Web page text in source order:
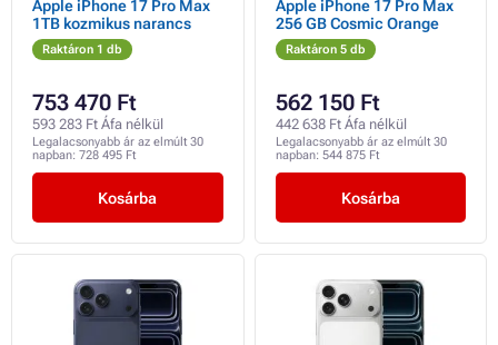
Apple iPhone 17 Pro Max
1TB kozmikus narancs
Raktáron 1 db
753 470 Ft
593 283 Ft Áfa nélkül
Legalacsonyabb ár az elmúlt 30
napban: 728 495 Ft
Kosárba
Apple iPhone 17 Pro Max
256 GB Cosmic Orange
Raktáron 5 db
562 150 Ft
442 638 Ft Áfa nélkül
Legalacsonyabb ár az elmúlt 30
napban: 544 875 Ft
Kosárba